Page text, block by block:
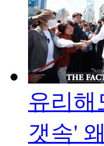
유리
갯속' 왜